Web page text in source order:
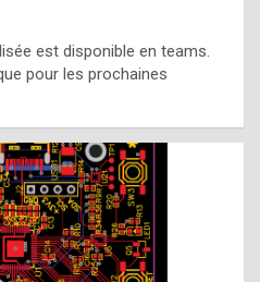
t
t
e
b
e
s
t
est disponible en teams.
pour les prochaines